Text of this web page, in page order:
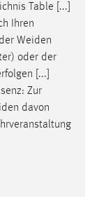
Table [...]
Ihren
Weiden
oder der
[...]
Zur
davon